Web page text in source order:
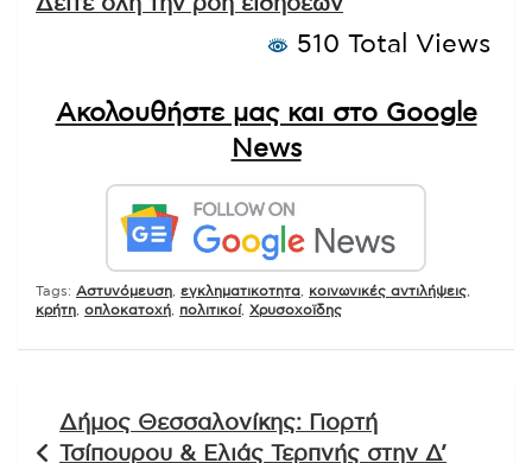
510 Total Views
Ακολουθήστε μας και στο Google
News
Tags: Αστυνόμευση εγκληματικοτητα κοινωνικές αντιλήψεις
κρήτη οπλοκατοχή πολιτικοί, Χρυσοχοϊδης
άρθρων
Δήμος Θεσσαλονίκης: Γιορτή
Τσίπουρου & Ελιάς Τερπνής στην Δ’